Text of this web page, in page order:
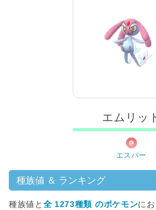
エムリッ
エスパー
種族値 ＆ ランキング
種族値と 全 1273種類 のポケモンに